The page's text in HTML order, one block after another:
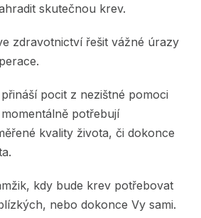
skutečnou krev.
zdravotnictví řešit vážné úrazy
pocit z nezištné pomoci
potřebují
kvality života, či dokonce
kdy bude krev potřebovat
nebo dokonce Vy sami.